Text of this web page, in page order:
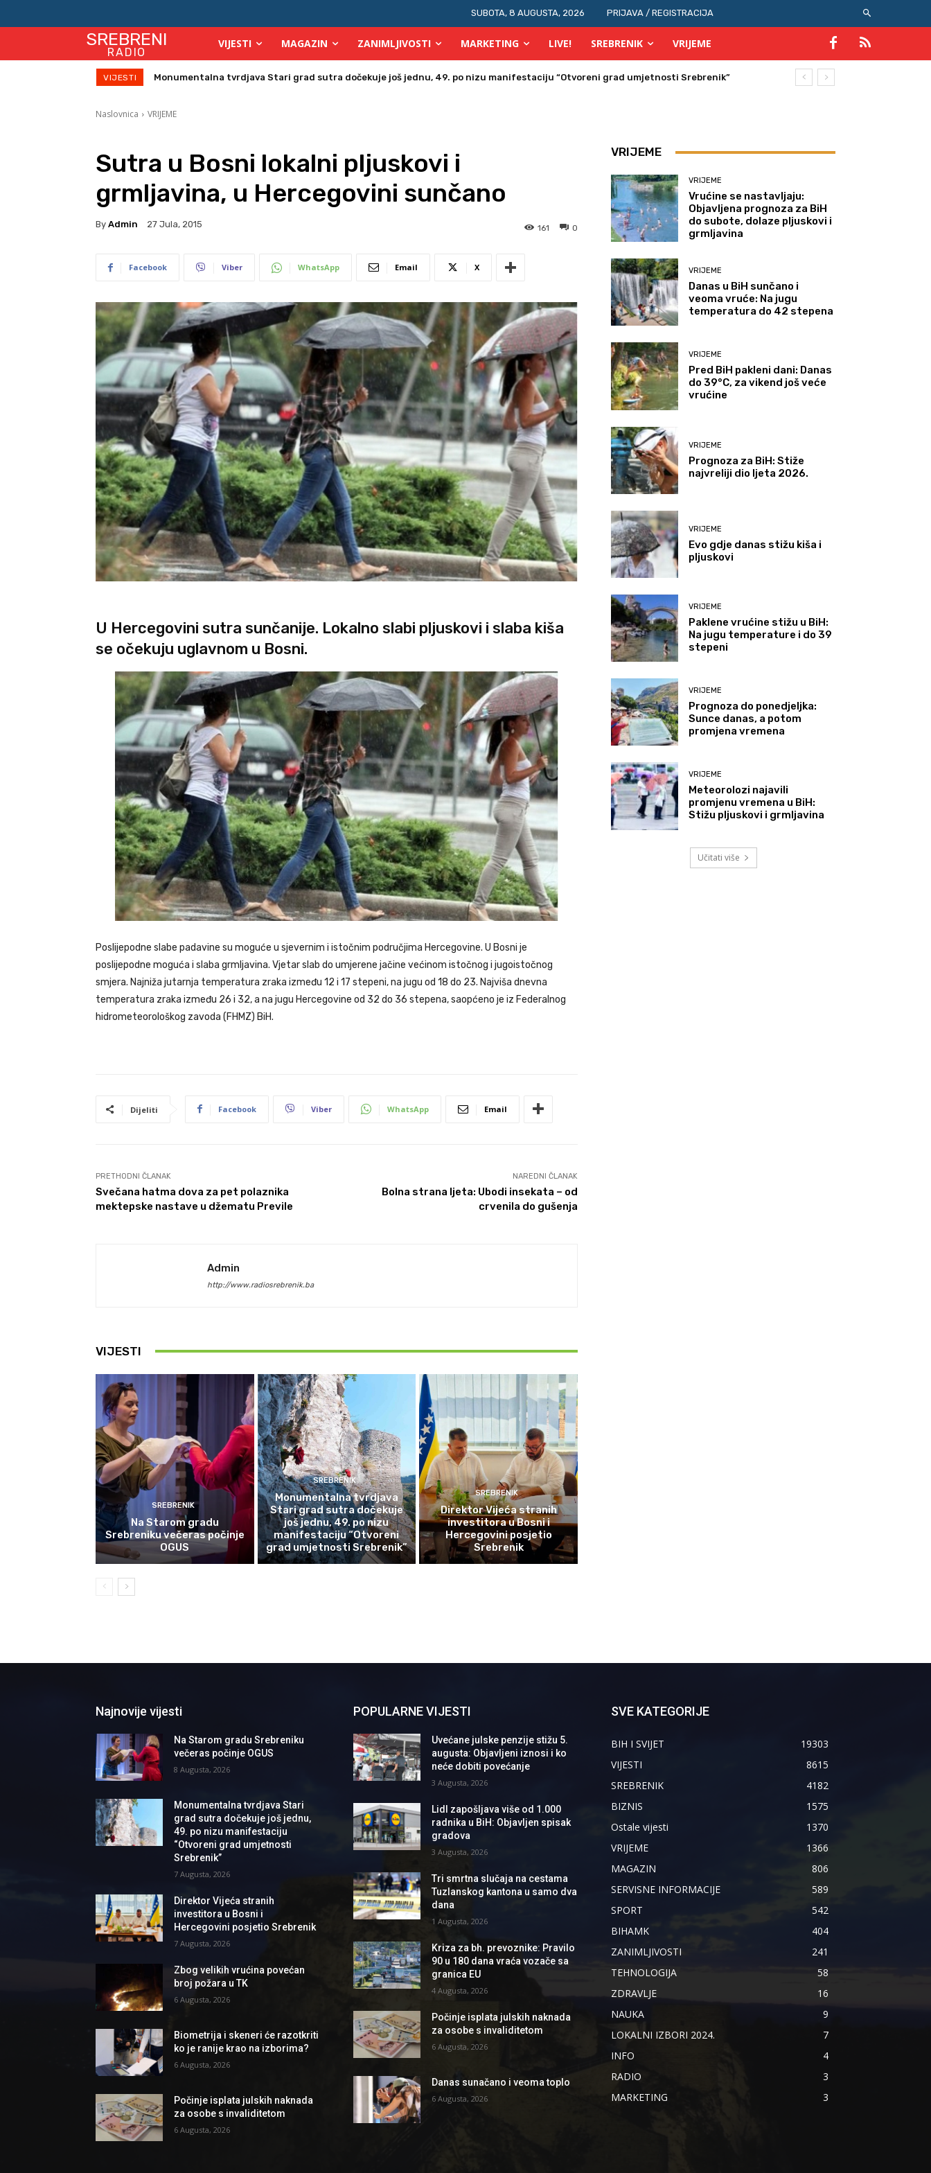
SUBOTA, 8 AUGUSTA, 2026 PRIJAVA / REGISTRACIJA
SREBRENI
RADIO
VIJESTI MAGAZIN ZANIMLJIVOSTI MARKETING LIVE! SREBRENIK VRIJEME
VIJESTI Direktor Vijeća stranih investitora u Bosni i Hercegovini posjetio Srebrenik
Naslovnica VRIJEME
Sutra u Bosni lokalni pljuskovi i
grmljavina, u Hercegovini sunčano
By Admin 27 Jula, 2015 0
161
Facebook Viber WhatsApp Email X
U Hercegovini sutra sunčanije. Lokalno slabi pljuskovi i slaba kiša
se očekuju uglavnom u Bosni.
Poslijepodne slabe padavine su moguće u sjevernim i istočnim područjima Hercegovine. U Bosni je
poslijepodne moguća i slaba grmljavina. Vjetar slab do umjerene jačine većinom istočnog i jugoistočnog
smjera. Najniža jutarnja temperatura zraka između 12 i 17 stepeni, na jugu od 18 do 23. Najviša dnevna
temperatura zraka između 26 i 32, a na jugu Hercegovine od 32 do 36 stepena, saopćeno je iz Federalnog
hidrometeorološkog zavoda (FHMZ) BiH.
Dijeliti Facebook Viber WhatsApp Email
PRETHODNI ČLANAK
Svečana hatma dova za pet polaznika
mektepske nastave u džematu Previle
NAREDNI ČLANAK
Bolna strana ljeta: Ubodi insekata – od
crvenila do gušenja
Admin
http://www.radiosrebrenik.ba
VIJESTI
SREBRENIK
Na Starom gradu
Srebreniku večeras počinje
OGUS
SREBRENIK
Monumentalna tvrdjava
Stari grad sutra dočekuje
još jednu, 49. po nizu
manifestaciju “Otvoreni
grad umjetnosti Srebrenik”
SREBRENIK
Direktor Vijeća stranih
investitora u Bosni i
Hercegovini posjetio
Srebrenik
VRIJEME
VRIJEME
Vrućine se nastavljaju:
Objavljena prognoza za BiH
do subote, dolaze pljuskovi i
grmljavina
VRIJEME
Danas u BiH sunčano i
veoma vruće: Na jugu
temperatura do 42 stepena
VRIJEME
Pred BiH pakleni dani: Danas
do 39°C, za vikend još veće
vrućine
VRIJEME
Prognoza za BiH: Stiže
najvreliji dio ljeta 2026.
VRIJEME
Evo gdje danas stižu kiša i
pljuskovi
VRIJEME
Paklene vrućine stižu u BiH:
Na jugu temperature i do 39
stepeni
VRIJEME
Prognoza do ponedjeljka:
Sunce danas, a potom
promjena vremena
VRIJEME
Meteorolozi najavili
promjenu vremena u BiH:
Stižu pljuskovi i grmljavina
Učitati više
Najnovije vijesti
Na Starom gradu Srebreniku
večeras počinje OGUS
8 Augusta, 2026
Monumentalna tvrdjava Stari
grad sutra dočekuje još jednu,
49. po nizu manifestaciju
“Otvoreni grad umjetnosti
Srebrenik”
7 Augusta, 2026
Direktor Vijeća stranih
investitora u Bosni i
Hercegovini posjetio Srebrenik
7 Augusta, 2026
Zbog velikih vrućina povećan
broj požara u TK
6 Augusta, 2026
Biometrija i skeneri će razotkriti
ko je ranije krao na izborima?
6 Augusta, 2026
Počinje isplata julskih naknada
za osobe s invaliditetom
6 Augusta, 2026
POPULARNE VIJESTI
Uvećane julske penzije stižu 5.
augusta: Objavljeni iznosi i ko
neće dobiti povećanje
3 Augusta, 2026
Lidl zapošljava više od 1.000
radnika u BiH: Objavljen spisak
gradova
3 Augusta, 2026
Tri smrtna slučaja na cestama
Tuzlanskog kantona u samo dva
dana
1 Augusta, 2026
Kriza za bh. prevoznike: Pravilo
90 u 180 dana vraća vozače sa
granica EU
4 Augusta, 2026
Počinje isplata julskih naknada
za osobe s invaliditetom
6 Augusta, 2026
Danas sunačano i veoma toplo
6 Augusta, 2026
SVE KATEGORIJE
BIH I SVIJET
19303
VIJESTI
8615
SREBRENIK
4182
BIZNIS
1575
Ostale vijesti
1370
VRIJEME
1366
MAGAZIN
806
SERVISNE INFORMACIJE
589
SPORT
542
BIHAMK
404
ZANIMLJIVOSTI
241
TEHNOLOGIJA
58
ZDRAVLJE
16
NAUKA
9
LOKALNI IZBORI 2024.
7
INFO
4
RADIO
3
MARKETING
3